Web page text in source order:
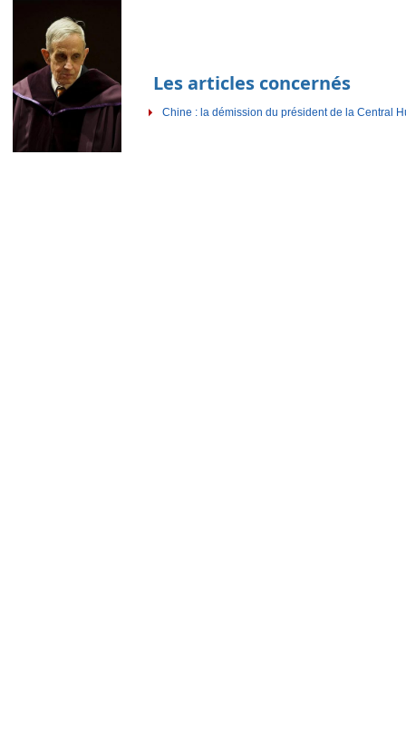
Les articles concernés
Chine : la démission du président de la Central